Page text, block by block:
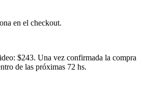
en el checkout.
$243. Una vez confirmada la compra
de las próximas 72 hs.